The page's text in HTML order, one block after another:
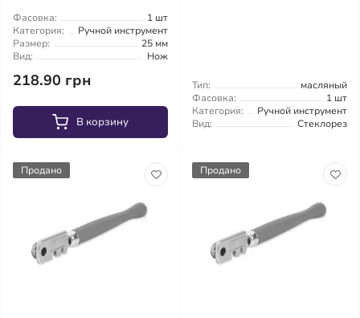
Фасовка:
1 шт
Категория:
Ручной инструмент
Размер:
25 мм
Вид:
Нож
218.90 грн
В корзину
Тип:
масляный
Фасовка:
1 шт
Категория:
Ручной инструмент
Вид:
Стеклорез
Продано Продано